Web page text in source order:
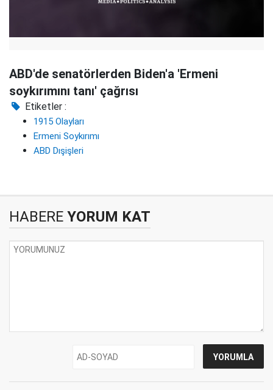
ABD'de senatörlerden Biden'a 'Ermeni
soykırımını tanı' çağrısı
Etiketler :
1915 Olayları
Ermeni Soykırımı
ABD Dışişleri
HABERE YORUM KAT